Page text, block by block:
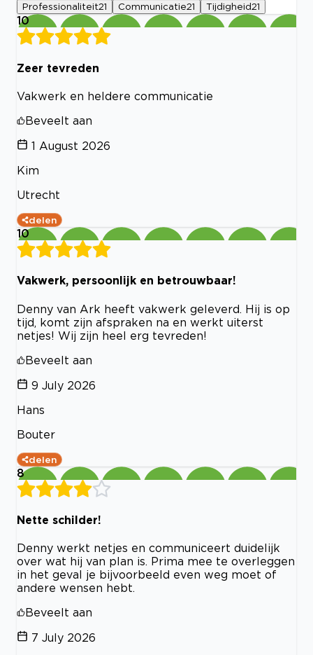
Professionaliteit21 Communicatie21 Tijdigheid21
10
Zeer tevreden
Vakwerk en heldere communicatie
Beveelt aan
1 August 2026
Kim
Utrecht
delen
10
Vakwerk, persoonlijk en betrouwbaar!
Denny van Ark heeft vakwerk geleverd. Hij is op
tijd, komt zijn afspraken na en werkt uiterst
netjes! Wij zijn heel erg tevreden!
Beveelt aan
9 July 2026
Hans
Bouter
delen
8
Nette schilder!
Denny werkt netjes en communiceert duidelijk
over wat hij van plan is. Prima mee te overleggen
in het geval je bijvoorbeeld even weg moet of
andere wensen hebt.
Beveelt aan
7 July 2026